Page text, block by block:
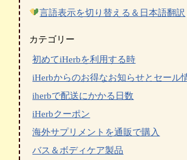
言語表示を切り替える＆日本語翻訳
カテゴリー
初めてiHerbを利用する時
iHerbからのお得なお知らせとセール
iherbで配送にかかる日数
iHerbクーポン
海外サプリメントを通販で購入
バス＆ボディケア製品